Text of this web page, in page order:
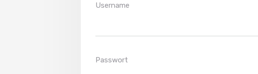
Username
Passwort